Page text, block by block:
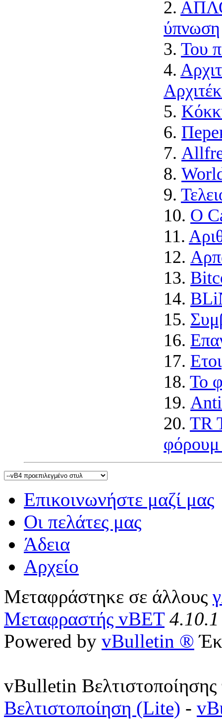
2.
ύπνωση
3.Του
4.
5.
6.
7.
8.
9.
10. Ο
11.
12.
13.
14.
15.
16.
17.
18.Το
19.
20.TR
Επικοινωνήστε μαζί μας
Οι πελάτες μας
Άδεια
Αρχείο
Μεταφράστηκε σε άλλους
Μεταφραστής vBET 4.10.1
Powered by vBulletin ®
vBulletin
Βελτιστοποίηση (Lite) -